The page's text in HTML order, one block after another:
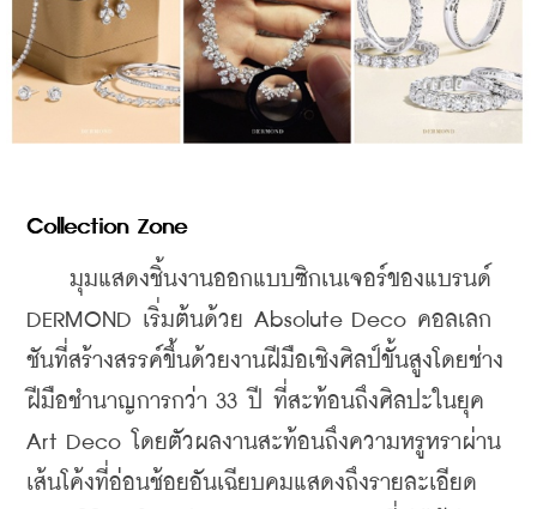
Collection Zone
มุมแสดงชิ้นงานออกแบบซิกเนเจอร์ของแบรนด์
DERMOND เริ่มต้นด้วย Absolute Deco คอลเลก
ชันที่สร้างสรรค์ขึ้นด้วยงานฝีมือเชิงศิลป์ขั้นสูงโดยช่าง
ฝีมือชำนาญการกว่า 33 ปี ที่สะท้อนถึงศิลปะในยุค
Art Deco โดยตัวผลงานสะท้อนถึงความหรูหราผ่าน
เส้นโค้งที่อ่อนช้อยอันเฉียบคมแสดงถึงรายละเอียด